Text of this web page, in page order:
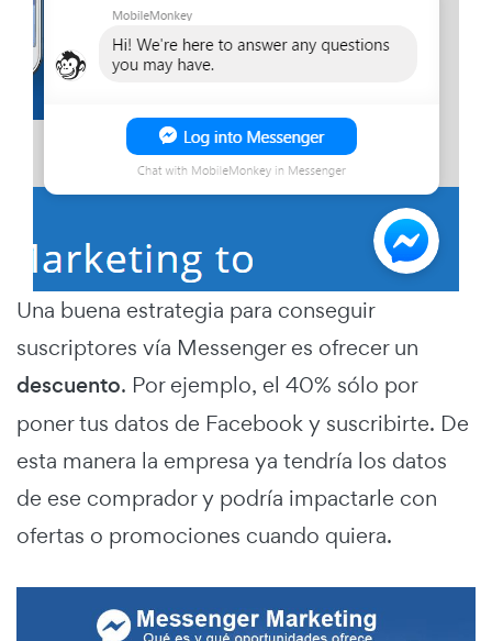
Una buena estrategia para conseguir
suscriptores vía Messenger es ofrecer un
descuento. Por ejemplo, el 40% sólo por
poner tus datos de Facebook y suscribirte. De
esta manera la empresa ya tendría los datos
de ese comprador y podría impactarle con
ofertas o promociones cuando quiera.